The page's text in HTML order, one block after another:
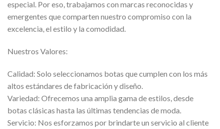
especial. Por eso, trabajamos con marcas reconocidas y
emergentes que comparten nuestro compromiso con la
excelencia, el estilo y la comodidad.
Nuestros Valores:
Calidad: Solo seleccionamos botas que cumplen con los más
altos estándares de fabricación y diseño.
Variedad: Ofrecemos una amplia gama de estilos, desde
botas clásicas hasta las últimas tendencias de moda.
Servicio: Nos esforzamos por brindarte un servicio al cliente